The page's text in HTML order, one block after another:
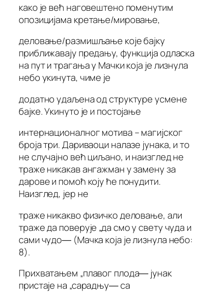
како је већ наговештено поменутим
опозицијама кретање/мировање,
деловање/размишљање које бајку
приближавају предању, функција одласка
на пут и трагања у Мачки која је лизнула
небо укинута, чиме је
додатно удаљена од структуре усмене
бајке. Укинуто је и постојање
интернационалног мотива – магијског
броја три. Дариваоци налазе јунака, и то
не случајно већ циљано, и наизглед не
траже никакав ангажман у замену за
дарове и помоћ коју ће понудити.
Наизглед, јер не
траже никакво физичко деловање, али
траже да поверује „да смо у свету чуда и
сами чудо― (Мачка која је лизнула небо:
8).
Прихватањем „плавог плода― јунак
пристаје на „сарадњу― са